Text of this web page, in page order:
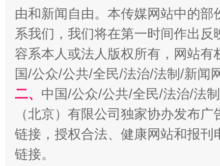
解纷+调解+退费，一次搞定
由和新闻自由。本传媒网站中的
系我们，我们将在第一时间作出
容系本人或法人版权所有，网站
国/公众/公共/全民/法治/法制/新闻
二、 中国/公众/公共/全民/法治/法
（北京）有限公司独家协办发布
链接，授权合法、健康网站和报
链接。